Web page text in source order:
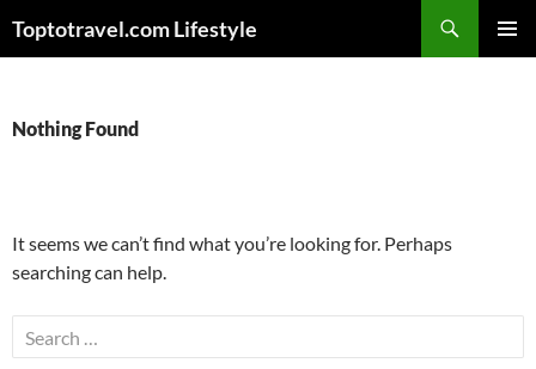
Toptotravel.com Lifestyle
Nothing Found
It seems we can’t find what you’re looking for. Perhaps
searching can help.
Search
for: